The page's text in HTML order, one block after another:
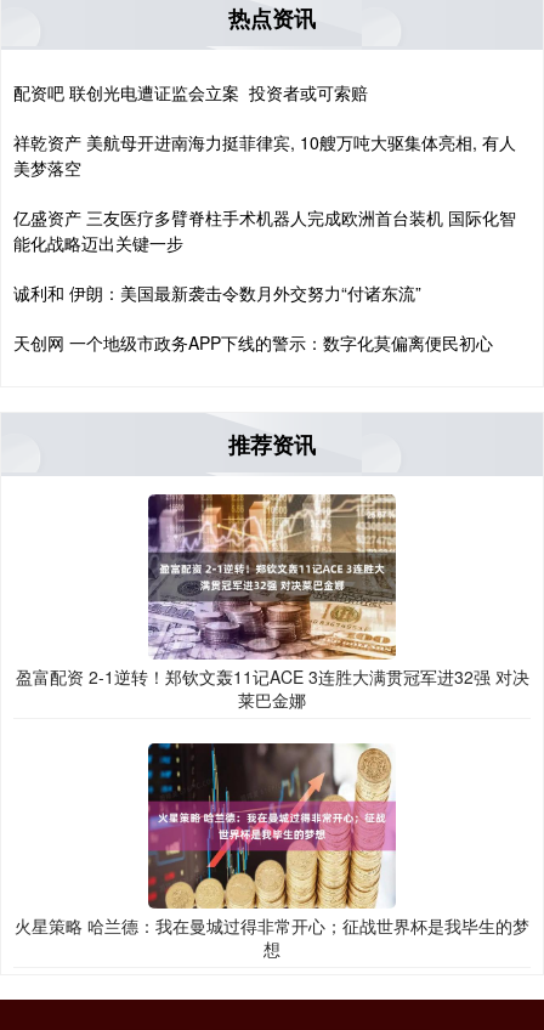
热点资讯
配资吧 联创光电遭证监会立案 投资者或可索赔
祥乾资产 美航母开进南海力挺菲律宾, 10艘万吨大驱集体亮相, 有人
美梦落空
亿盛资产 三友医疗多臂脊柱手术机器人完成欧洲首台装机 国际化智
能化战略迈出关键一步
诚利和 伊朗：美国最新袭击令数月外交努力“付诸东流”
天创网 一个地级市政务APP下线的警示：数字化莫偏离便民初心
推荐资讯
盈富配资 2-1逆转！郑钦文轰11记ACE 3连胜大满贯冠军进32强 对决
莱巴金娜
火星策略 哈兰德：我在曼城过得非常开心；征战世界杯是我毕生的梦
想